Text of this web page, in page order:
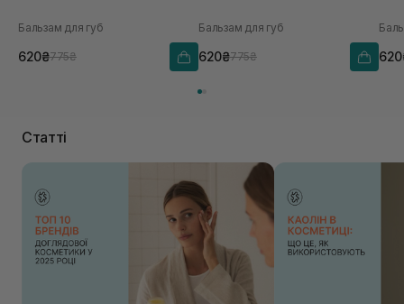
Бальзам для губ
620₴775₴
Бальзам для губ
620₴775₴
Статті